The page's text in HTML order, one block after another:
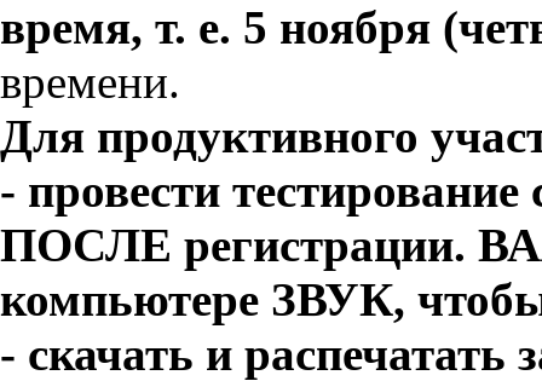
время, т. е. 5 ноября
времени.
Для продуктивного
- провести
ПОСЛЕ регистрации.
компьютере ЗВУК,
- скачать и распечатать